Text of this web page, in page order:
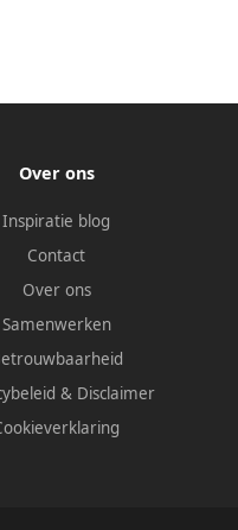
Over ons
Inspiratie blog
Contact
Over ons
Samenwerken
& Disclaimer